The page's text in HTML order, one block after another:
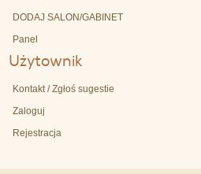
DODAJ SALON/GABINET
Panel
Użytownik
Kontakt / Zgłoś sugestie
Zaloguj
Rejestracja